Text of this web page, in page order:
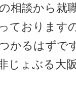
相談から就
ております
かるはずで
じょぶる大